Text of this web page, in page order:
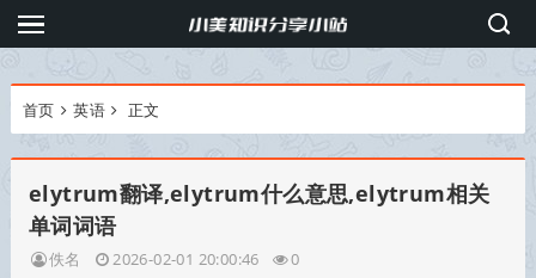
首页 英语 正文
elytrum翻译,elytrum什么意思,elytrum相关
单词词语
佚名 2026-02-01 20:00:46 0